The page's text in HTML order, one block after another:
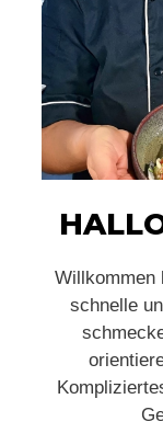
Willkommen
schnelle